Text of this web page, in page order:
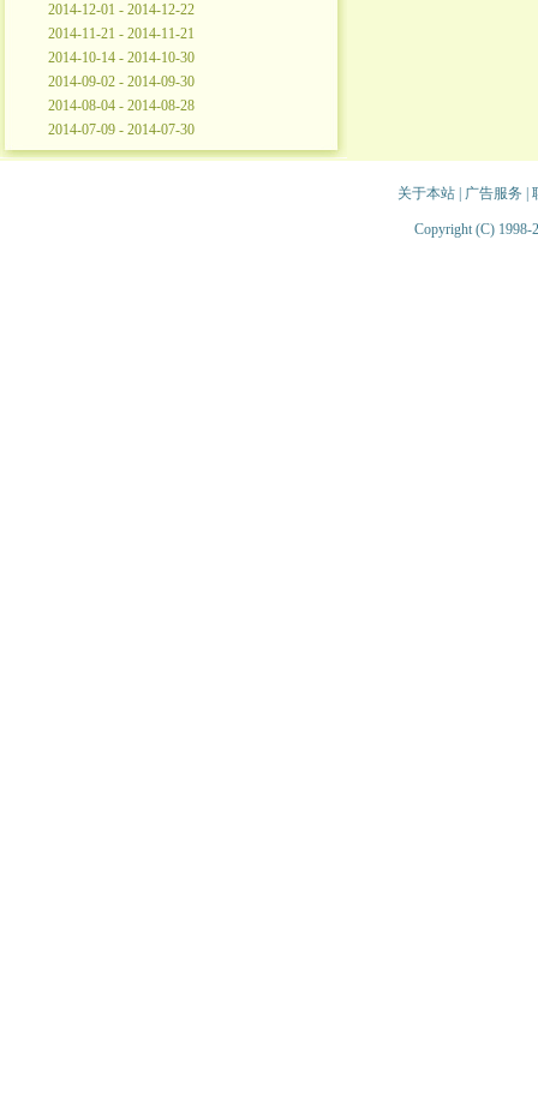
2014-12-01 - 2014-12-22
2014-11-21 - 2014-11-21
2014-10-14 - 2014-10-30
2014-09-02 - 2014-09-30
2014-08-04 - 2014-08-28
2014-07-09 - 2014-07-30
关于本站| 广告服务
Copyright (C) 1998-